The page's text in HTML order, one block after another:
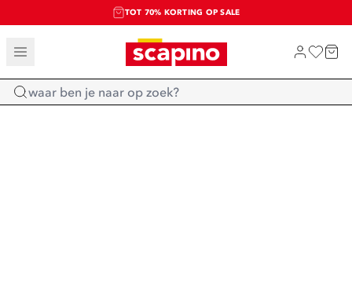
TOT 70% KORTING OP SALE
SALE: LAATSTE KANS!
SHOP NIEUW
Home